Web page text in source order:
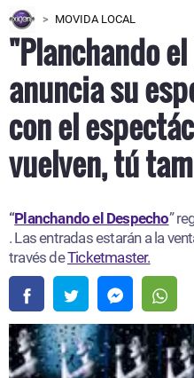
MOVIDA LOCAL
"Planchando
anuncia su
con el
vuelven, tú
“Planchando el Despecho”
. Las entradas estarán a la
través deTicketmaster.